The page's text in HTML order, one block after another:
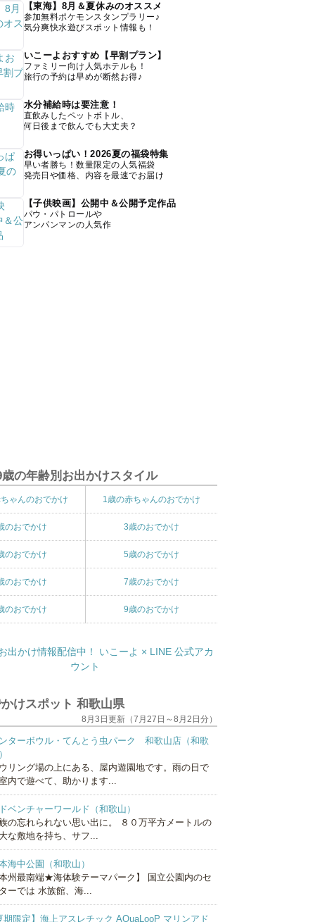
【東海】8月＆夏休みのオススメ
参加無料ポケモンスタンプラリー♪
気分爽快水遊びスポット情報も！
いこーよおすすめ【早割プラン】
ファミリー向け人気ホテルも！
旅行の予約は早めが断然お得♪
水分補給時は要注意！
直飲みしたペットボトル、
何日後まで飲んでも大丈夫？
お得いっぱい！2026夏の福袋特集
早い者勝ち！数量限定の人気福袋
発売日や価格、内容を最速でお届け
【子供映画】公開中＆公開予定作品
パウ・パトロールや
アンパンマンの人気作
の年齢別お出かけスタイル
ゃんのおでかけ 1歳の赤ちゃんのおでかけ
のおでかけ 3歳のおでかけ
のおでかけ 5歳のおでかけ
のおでかけ 7歳のおでかけ
のおでかけ 9歳のおでかけ
けスポット 和歌山県
8月3日更新（7月27日～8月2日分）
ターボウル・てんとう虫パーク 和歌山店（和歌
リング場の上にある、屋内遊園地です。雨の日で
内で遊べて、助かります...
ベンチャーワールド（和歌山）
の忘れられない思い出に。 ８０万平方メートルの
な敷地を持ち、サフ...
海中公園（和歌山）
州最南端★海体験テーマパーク】 国立公園内のセ
ーでは 水族館、海...
期限定】海上アスレチック AQuaLooP マリンアド